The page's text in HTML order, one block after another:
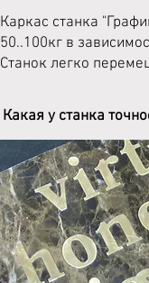
Каркас станка
50..100кг в
Станок легко
Какая у станка